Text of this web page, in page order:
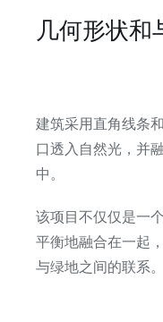
几何形状和
建筑采用直角线条
口透入自然光，并
中。
该项目不仅仅是一
平衡地融合在一起
与绿地之间的联系。